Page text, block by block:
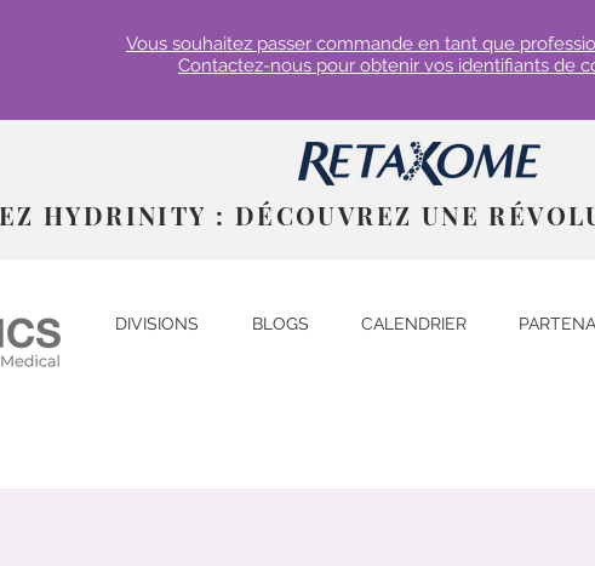
Vous souhaitez passer commande en tant que
Contactez-nous pour obtenir vos identifiants de
HYDRINITY : DÉCOUVREZ UNE
DIVISIONS BLOGS CALENDRIER